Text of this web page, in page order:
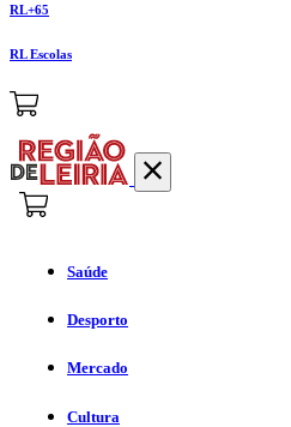
RL+65
RL Escolas
Saúde
Desporto
Mercado
Cultura